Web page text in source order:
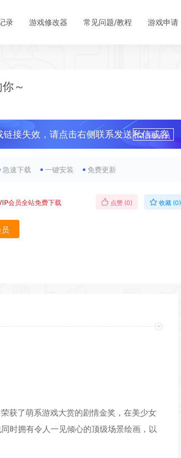
录 游戏修改器 常见问题/教程 游戏申请
～
链接失效，请点击右侧联系发送私信或客
升级会员
急速下载 一键安装 免费更新
会员全站免费下载 点赞 (0) 收藏 (0)
获了萌系游戏大赏的剧情金奖，在美少女
时拥有令人一见倾心的顶级场景绘画，以